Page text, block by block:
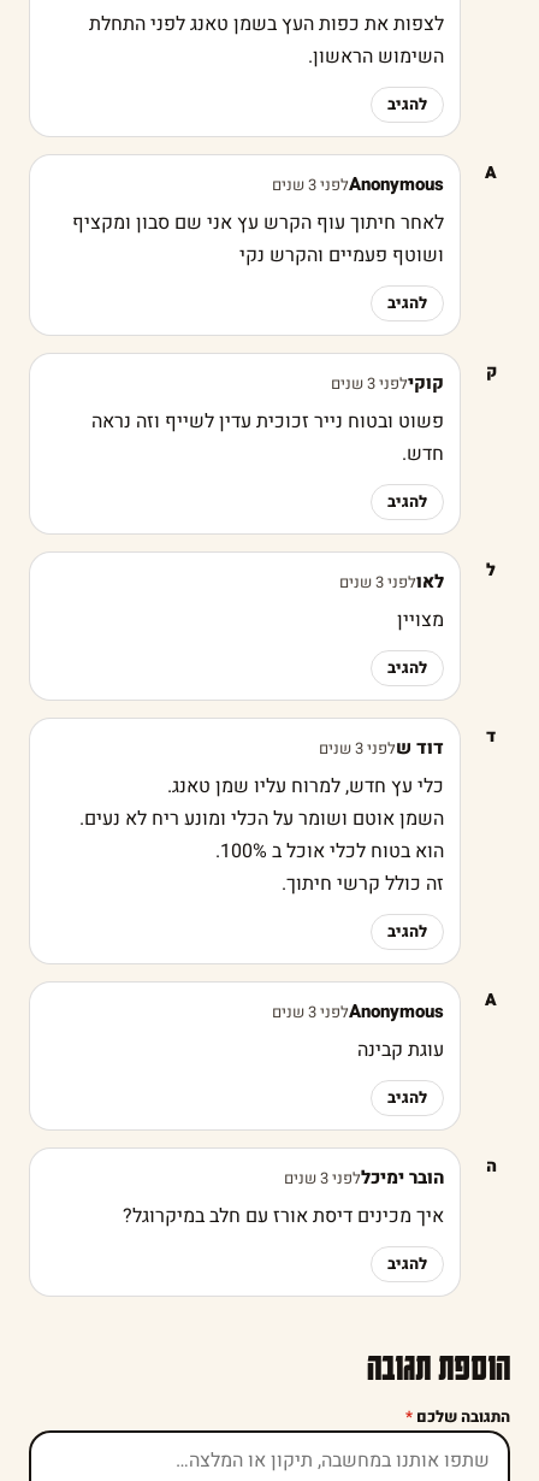
לצפות את כפות העץ בשמן טאנג לפני התחלת
השימוש הראשון.
להגיב
A
Anonymousלפני 3 שנים
לאחר חיתוך עוף הקרש עץ אני שם סבון ומקציף
ושוטף פעמיים והקרש נקי
להגיב
ק קוקילפני 3 שנים
פשוט ובטוח נייר זכוכית עדין לשייף וזה נראה
חדש.
להגיב
ל לאולפני 3 שנים
מצויין
להגיב
ד דוד שלפני 3 שנים
כלי עץ חדש, למרוח עליו שמן טאנג.
השמן אוטם ושומר על הכלי ומונע ריח לא נעים.
הוא בטוח לכלי אוכל ב 100%.
זה כולל קרשי חיתוך.
להגיב
A
Anonymousלפני 3 שנים
עוגת קבינה
להגיב
ה הובר ימיכללפני 3 שנים
איך מכינים דיסת אורז עם חלב במיקרוגל?
להגיב
הוספת תגובה
התגובה שלכם *